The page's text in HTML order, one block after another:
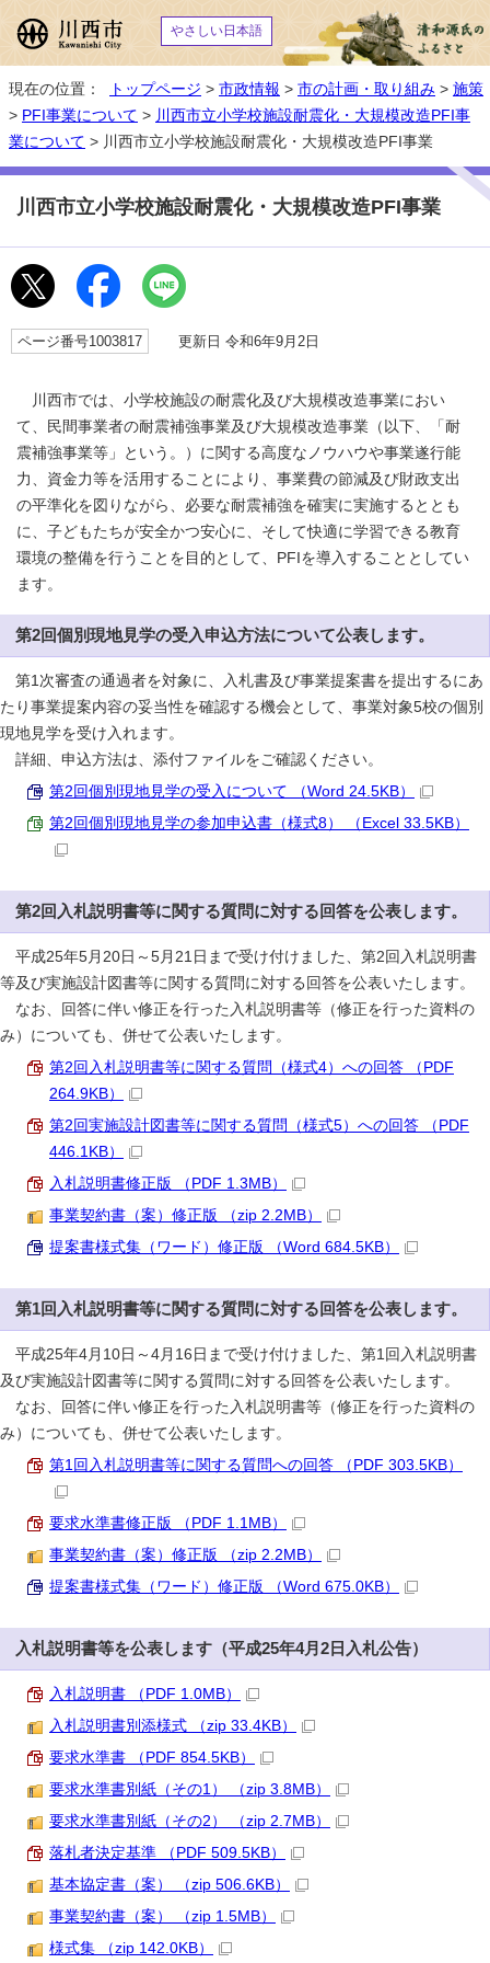
やさしい日本語
現在の位置： トップページ > 市政情報 > 市の計画・取り組み > 施策
> PFI事業について > 川西市立小学校施設耐震化・大規模改造PFI事
業について > 川西市立小学校施設耐震化・大規模改造PFI事業
川西市立小学校施設耐震化・大規模改造PFI事業
ページ番号1003817 更新日 令和6年9月2日
川西市では、小学校施設の耐震化及び大規模改造事業におい
て、民間事業者の耐震補強事業及び大規模改造事業（以下、「耐
震補強事業等」という。）に関する高度なノウハウや事業遂行能
力、資金力等を活用することにより、事業費の節減及び財政支出
の平準化を図りながら、必要な耐震補強を確実に実施するととも
に、子どもたちが安全かつ安心に、そして快適に学習できる教育
環境の整備を行うことを目的として、PFIを導入することとしてい
ます。
第2回個別現地見学の受入申込方法について公表します。
第1次審査の通過者を対象に、入札書及び事業提案書を提出するにあ
たり事業提案内容の妥当性を確認する機会として、事業対象5校の個別
現地見学を受け入れます。
詳細、申込方法は、添付ファイルをご確認ください。
第2回個別現地見学の受入について （Word 24.5KB）
第2回個別現地見学の参加申込書（様式8） （Excel 33.5KB）
第2回入札説明書等に関する質問に対する回答を公表します。
平成25年5月20日～5月21日まで受け付けました、第2回入札説明書
等及び実施設計図書等に関する質問に対する回答を公表いたします。
なお、回答に伴い修正を行った入札説明書等（修正を行った資料の
み）についても、併せて公表いたします。
第2回入札説明書等に関する質問（様式4）への回答 （PDF
264.9KB）
第2回実施設計図書等に関する質問（様式5）への回答 （PDF
446.1KB）
入札説明書修正版 （PDF 1.3MB）
事業契約書（案）修正版 （zip 2.2MB）
提案書様式集（ワード）修正版 （Word 684.5KB）
第1回入札説明書等に関する質問に対する回答を公表します。
平成25年4月10日～4月16日まで受け付けました、第1回入札説明書
及び実施設計図書等に関する質問に対する回答を公表いたします。
なお、回答に伴い修正を行った入札説明書等（修正を行った資料の
み）についても、併せて公表いたします。
第1回入札説明書等に関する質問への回答 （PDF 303.5KB）
要求水準書修正版 （PDF 1.1MB）
事業契約書（案）修正版 （zip 2.2MB）
提案書様式集（ワード）修正版 （Word 675.0KB）
入札説明書等を公表します（平成25年4月2日入札公告）
入札説明書 （PDF 1.0MB）
入札説明書別添様式 （zip 33.4KB）
要求水準書 （PDF 854.5KB）
要求水準書別紙（その1） （zip 3.8MB）
要求水準書別紙（その2） （zip 2.7MB）
落札者決定基準 （PDF 509.5KB）
基本協定書（案） （zip 506.6KB）
事業契約書（案） （zip 1.5MB）
様式集 （zip 142.0KB）